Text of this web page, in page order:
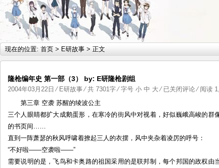
现在的位置: 首页 > E研故事 > 正文
隆枪编年史 第一部（3） by: E研隆枪剧组
2004年03月22日 ⁄ E研故事⁄ 共 7301字 ⁄ 字号 小 中 大 ⁄ 隆
编
第
部
已关闭评论⁄ 阅读
第三章 空袭 苏醒的绫波公主
三个人眼睛都扩大成鹅蛋形，在寒冷的街风中对视着，好似巍峨高峻的群
的书页间……
直到一阵萧瑟的秋风呼啸着撩起三人的衣摆，风中夹杂着凌厉的呼号：
“不好啦——空袭啦——”
需要说明的是，飞鸟和卡奥路的祖国采用的是联邦制，每个邦国的政权由